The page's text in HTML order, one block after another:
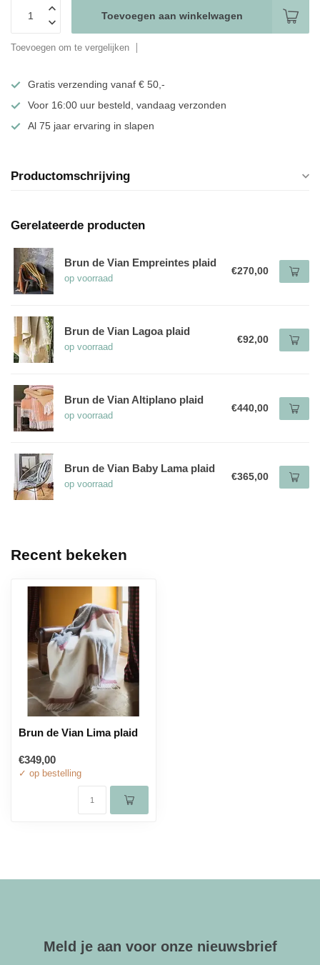
Toevoegen aan winkelwagen
Toevoegen om te vergelijken
Gratis verzending vanaf € 50,-
Voor 16:00 uur besteld, vandaag verzonden
Al 75 jaar ervaring in slapen
Productomschrijving
Gerelateerde producten
Brun de Vian Empreintes plaid
op voorraad
€270,00
Brun de Vian Lagoa plaid
op voorraad
€92,00
Brun de Vian Altiplano plaid
op voorraad
€440,00
Brun de Vian Baby Lama plaid
op voorraad
€365,00
Recent bekeken
Brun de Vian Lima plaid
€349,00
✓ op bestelling
Meld je aan voor onze nieuwsbrief